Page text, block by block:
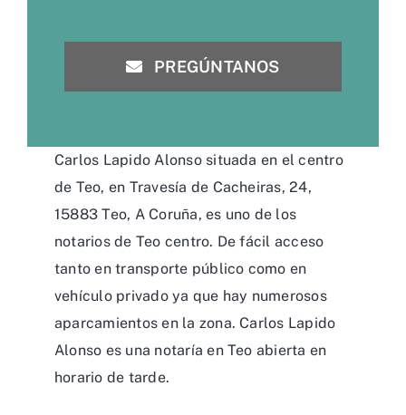
PREGÚNTANOS
Carlos Lapido Alonso situada en el centro
de Teo, en Travesía de Cacheiras, 24,
15883 Teo, A Coruña, es uno de los
notarios de Teo centro. De fácil acceso
tanto en transporte público como en
vehículo privado ya que hay numerosos
aparcamientos en la zona. Carlos Lapido
Alonso es una notaría en Teo abierta en
horario de tarde.